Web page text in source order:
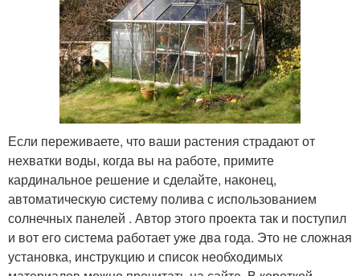
Если переживаете, что ваши растения страдают от
нехватки воды, когда вы на работе, примите
кардинальное решение и сделайте, наконец,
автоматическую систему полива с использованием
солнечных панелей . Автор этого проекта так и поступил
и вот его система работает уже два года. Это не сложная
установка, инструкцию и список необходимых